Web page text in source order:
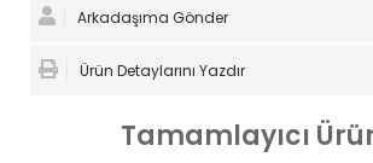
Arkadaşıma Gönder
Ürün Detaylarını Yazdır
Tamamlayıcı